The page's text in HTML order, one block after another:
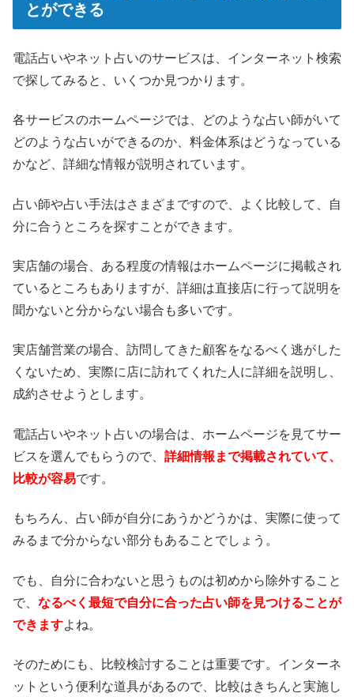
とができる
電話占いやネット占いのサービスは、インターネット検索
で探してみると、いくつか見つかります。
各サービスのホームページでは、どのような占い師がいて
どのような占いができるのか、料金体系はどうなっている
かなど、詳細な情報が説明されています。
占い師や占い手法はさまざまですので、よく比較して、自
分に合うところを探すことができます。
実店舗の場合、ある程度の情報はホームページに掲載され
ているところもありますが、詳細は直接店に行って説明を
聞かないと分からない場合も多いです。
実店舗営業の場合、訪問してきた顧客をなるべく逃がした
くないため、実際に店に訪れてくれた人に詳細を説明し、
成約させようとします。
電話占いやネット占いの場合は、ホームページを見てサー
ビスを選んでもらうので、 詳細情報まで掲載されていて、
比較が容易です。
もちろん、占い師が自分にあうかどうかは、実際に使って
みるまで分からない部分もあることでしょう。
でも、自分に合わないと思うものは初めから除外すること
で、 なるべく最短で自分に合った占い師を見つけることが
できますよね。
そのためにも、比較検討することは重要です。インターネ
ットという便利な道具があるので、比較はきちんと実施し